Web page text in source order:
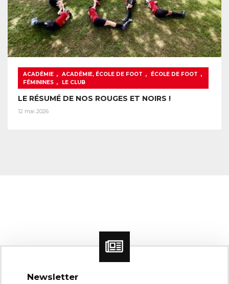
ACADÉMIE , ACADÉMIE, ÉCOLE DE FOOT , ÉCOLE DE FOOT ,
FÉMININES , LE CLUB
LE RÉSUMÉ DE NOS ROUGES ET NOIRS !
12 mai 2026
Newsletter